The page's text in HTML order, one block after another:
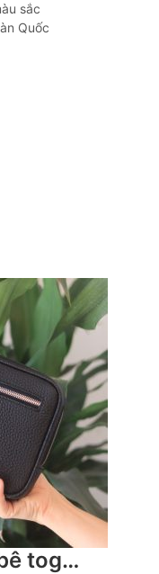
sắc
Quốc
Clutch nam da bê togo Dupuy Pháp khâu tay nhỏ gọn tiện lợi Lano CLTK045